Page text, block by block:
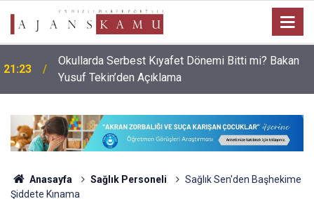
21:23
Okullarda Serbest Kıyafet Dönemi Bitti mi? Bakan
Yusuf Tekin’den Açıklama
Anasayfa Sağlık Personeli
Sağlık Sen'den Başhekime
Şiddete Kınama